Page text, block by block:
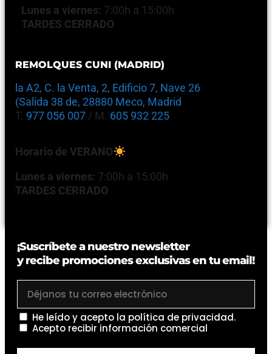
Lunes a viernes: 7:00h a 15:00h
TARDES CERRADO
REMOLQUES CUNI (MADRID)
la A2, C. la Venta, 2, Edificio 7, Nave 26
(Salida 38 de, 28880 Meco, Madrid
T. 977 056 007 / M. 605 932 225
Horario de VERANO
Lunes a viernes: 7:00h a 15:00h
TARDES CERRADO
¡Suscríbete a nuestro newsletter
y recibe promociones exclusivas en tu email!
He leído y acepto la política de privacidad.
Acepto recibir información comercial